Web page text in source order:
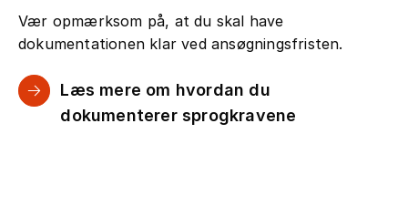
Vær opmærksom på, at du skal have
dokumentationen klar ved ansøgningsfristen.
Læs mere om hvordan du
dokumenterer sprogkravene